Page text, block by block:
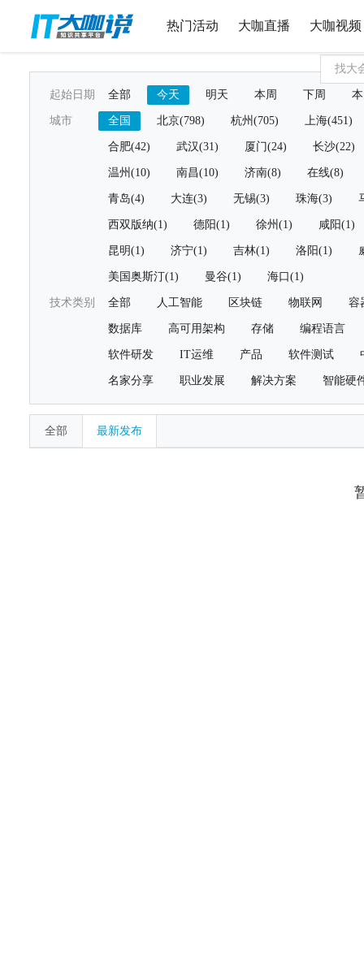
热门活动 大咖直播 大咖视频
起始日期 全部 今天 明天 本周 下周
城市 全国 北京(798) 杭州(705) 上海(451)
合肥(42) 武汉(31) 厦门(24) 长沙(22)
温州(10) 南昌(10) 济南(8) 在线(8)
青岛(4) 大连(3) 无锡(3) 珠海(3)
西双版纳(1) 德阳(1) 徐州(1) 咸阳(1)
昆明(1) 济宁(1) 吉林(1) 洛阳(1)
美国奥斯汀(1) 曼谷(1) 海口(1)
技术类别 全部 人工智能 区块链 物联网 容
数据库 高可用架构 存储 编程语言
软件研发 IT运维 产品 软件测试
名家分享 职业发展 解决方案 智能硬
全部 最新发布